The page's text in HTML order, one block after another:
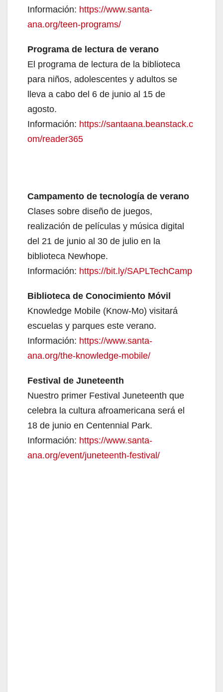
Información: https://www.santa-
ana.org/teen-programs/
Programa de lectura de verano
El programa de lectura de la biblioteca
para niños, adolescentes y adultos se
lleva a cabo del 6 de junio al 15 de
agosto.
Información: https://santaana.beanstack.c
om/reader365
Campamento de tecnología de verano
Clases sobre diseño de juegos,
realización de películas y música digital
del 21 de junio al 30 de julio en la
biblioteca Newhope.
Información: https://bit.ly/SAPLTechCamp
Biblioteca de Conocimiento Móvil
Knowledge Mobile (Know-Mo) visitará
escuelas y parques este verano.
Información: https://www.santa-
ana.org/the-knowledge-mobile/
Festival de Juneteenth
Nuestro primer Festival Juneteenth que
celebra la cultura afroamericana será el
18 de junio en Centennial Park.
Información: https://www.santa-
ana.org/event/juneteenth-festival/